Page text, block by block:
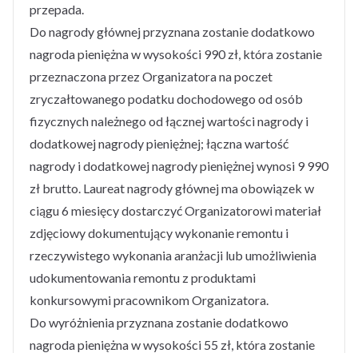
przepada.
Do nagrody głównej przyznana zostanie dodatkowo
nagroda pieniężna w wysokości 990 zł, która zostanie
przeznaczona przez Organizatora na poczet
zryczałtowanego podatku dochodowego od osób
fizycznych należnego od łącznej wartości nagrody i
dodatkowej nagrody pieniężnej; łączna wartość
nagrody i dodatkowej nagrody pieniężnej wynosi 9 990
zł brutto. Laureat nagrody głównej ma obowiązek w
ciągu 6 miesięcy dostarczyć Organizatorowi materiał
zdjęciowy dokumentujący wykonanie remontu i
rzeczywistego wykonania aranżacji lub umożliwienia
udokumentowania remontu z produktami
konkursowymi pracownikom Organizatora.
Do wyróżnienia przyznana zostanie dodatkowo
nagroda pieniężna w wysokości 55 zł, która zostanie